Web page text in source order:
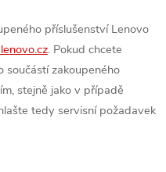
příslušenství Lenovo
. Pokud chcete
součástí zakoupeného
stejně jako v případě
tedy servisní požadavek